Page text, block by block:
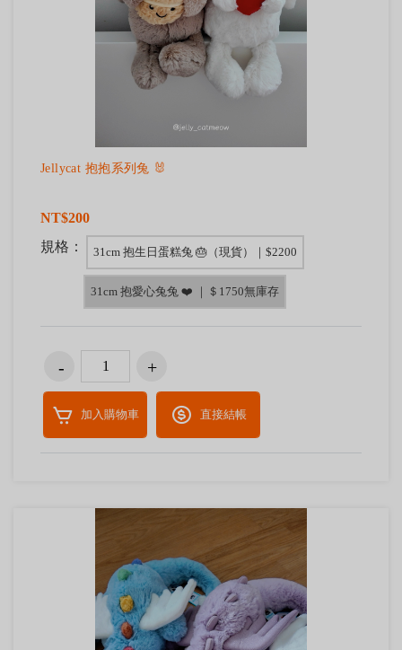
Jellycat 抱抱系列兔 🐰
NT$200
規格：
31cm 抱生日蛋糕兔 🎂（現貨）｜$2200
31cm 抱愛心兔兔 ❤️ ｜＄1750無庫存
加入購物車 直接結帳